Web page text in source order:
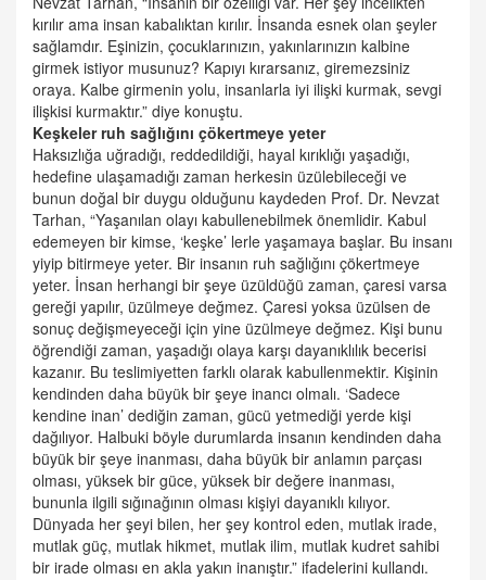
kırılır ama insan kabalıktan kırılır. İnsanda esnek olan şeyler
sağlamdır. Eşinizin, çocuklarınızın, yakınlarınızın kalbine
girmek istiyor musunuz? Kapıyı kırarsanız, giremezsiniz
oraya. Kalbe girmenin yolu, insanlarla iyi ilişki kurmak, sevgi
ilişkisi kurmaktır.” diye konuştu.
Keşkeler ruh sağlığını çökertmeye yeter
Haksızlığa uğradığı, reddedildiği, hayal kırıklığı yaşadığı,
hedefine ulaşamadığı zaman herkesin üzülebileceği ve
bunun doğal bir duygu olduğunu kaydeden Prof. Dr. Nevzat
Tarhan, “Yaşanılan olayı kabullenebilmek önemlidir. Kabul
edemeyen bir kimse, ‘keşke’ lerle yaşamaya başlar. Bu insanı
yiyip bitirmeye yeter. Bir insanın ruh sağlığını çökertmeye
yeter. İnsan herhangi bir şeye üzüldüğü zaman, çaresi varsa
gereği yapılır, üzülmeye değmez. Çaresi yoksa üzülsen de
sonuç değişmeyeceği için yine üzülmeye değmez. Kişi bunu
öğrendiği zaman, yaşadığı olaya karşı dayanıklılık becerisi
kazanır. Bu teslimiyetten farklı olarak kabullenmektir. Kişinin
kendinden daha büyük bir şeye inancı olmalı. ‘Sadece
kendine inan’ dediğin zaman, gücü yetmediği yerde kişi
dağılıyor. Halbuki böyle durumlarda insanın kendinden daha
büyük bir şeye inanması, daha büyük bir anlamın parçası
olması, yüksek bir güce, yüksek bir değere inanması,
bununla ilgili sığınağının olması kişiyi dayanıklı kılıyor.
Dünyada her şeyi bilen, her şey kontrol eden, mutlak irade,
mutlak güç, mutlak hikmet, mutlak ilim, mutlak kudret sahibi
bir irade olması en akla yakın inanıştır.” ifadelerini kullandı.